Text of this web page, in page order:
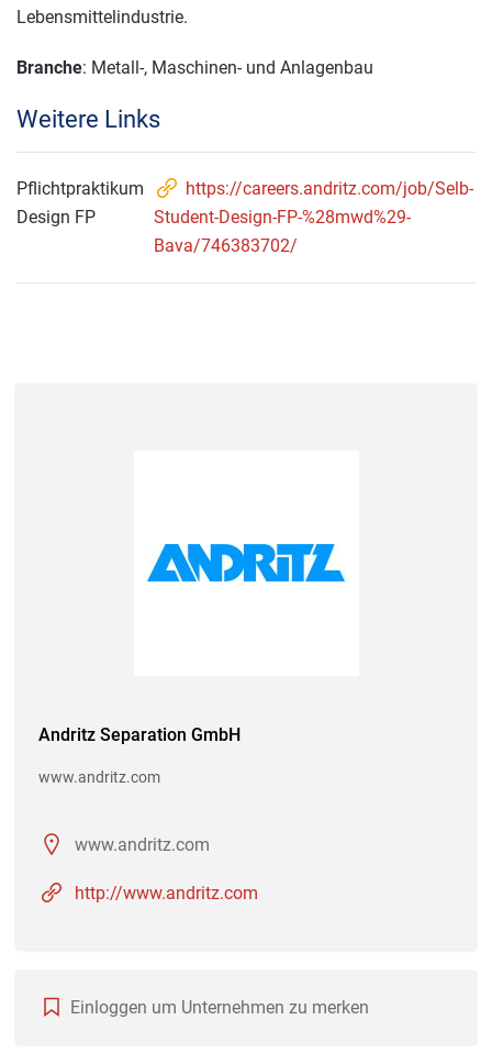
Lebensmittelindustrie.
Branche: Metall-, Maschinen- und Anlagenbau
Weitere Links
Pflichtpraktikum
Design FP
https://careers.andritz.com/job/Selb-
Student-Design-FP-%28mwd%29-
Bava/746383702/
Andritz Separation GmbH
www.andritz.com
www.andritz.com
http://www.andritz.com
Einloggen um Unternehmen zu merken